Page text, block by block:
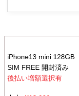
iPhone13 mini 128GB
SIM FREE 開封済み
後払い増額選択有